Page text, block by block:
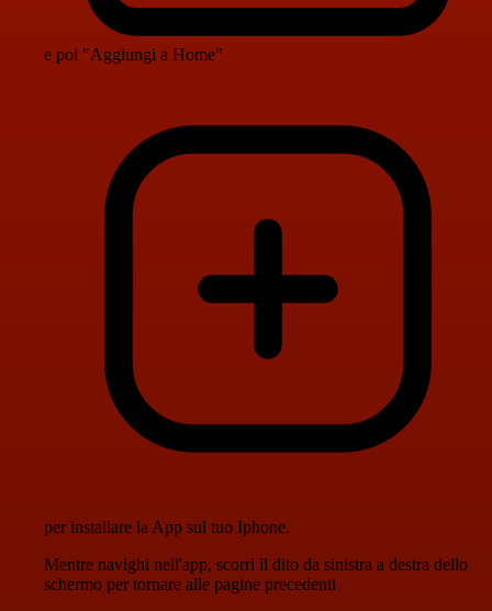
e poi "Aggiungi a Home"
per installare la App sul tuo Iphone.
Mentre navighi nell'app, scorri il dito da sinistra a destra dello
schermo per tornare alle pagine precedenti